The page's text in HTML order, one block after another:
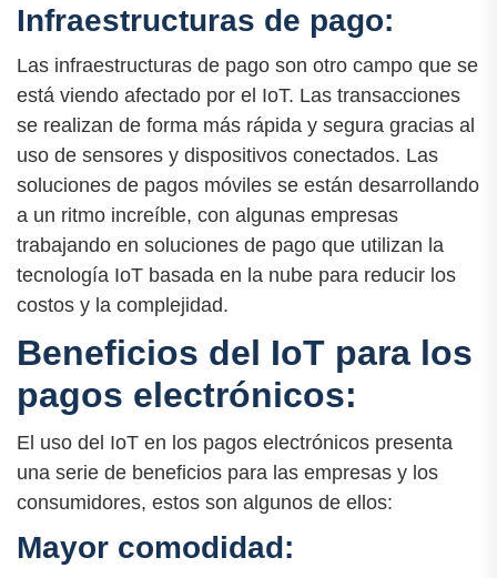
Infraestructuras de pago:
Las infraestructuras de pago son otro campo que se
está viendo afectado por el IoT. Las transacciones
se realizan de forma más rápida y segura gracias al
uso de sensores y dispositivos conectados. Las
soluciones de pagos móviles se están desarrollando
a un ritmo increíble, con algunas empresas
trabajando en soluciones de pago que utilizan la
tecnología IoT basada en la nube para reducir los
costos y la complejidad.
Beneficios del IoT para los
pagos electrónicos:
El uso del IoT en los pagos electrónicos presenta
una serie de beneficios para las empresas y los
consumidores, estos son algunos de ellos:
Mayor comodidad: